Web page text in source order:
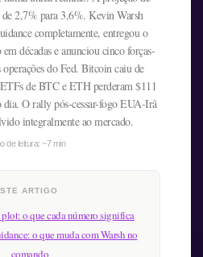
2,7% para 3,6%. Kevin Warsh
completamente, entregou o
décadas e anunciou cinco forças-
operações do Fed. Bitcoin caiu de
de BTC e ETH perderam $111
O rally pós-cessar-fogo EUA-Irã
integralmente ao mercado.
de leitura: ~7 min
ARTIGO
o que cada número significa
o que muda com Warsh no
comando